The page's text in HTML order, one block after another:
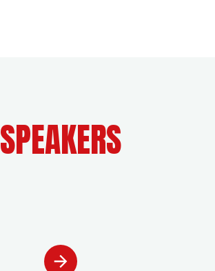
SPEAKERS